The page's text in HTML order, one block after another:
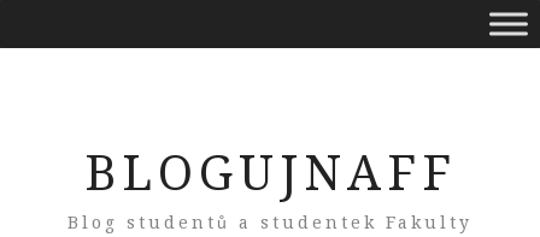
BLOGUJNAFF
Blog studentů a studentek Fakulty